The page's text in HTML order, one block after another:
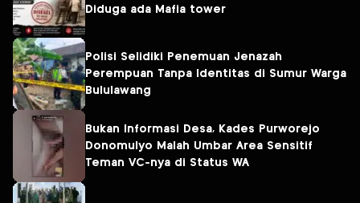
Diduga ada Mafia tower
Polisi Selidiki Penemuan Jenazah
Perempuan Tanpa Identitas di Sumur Warga
Bululawang
Bukan Informasi Desa, Kades Purworejo
Donomulyo Malah Umbar Area Sensitif
Teman VC-nya di Status WA